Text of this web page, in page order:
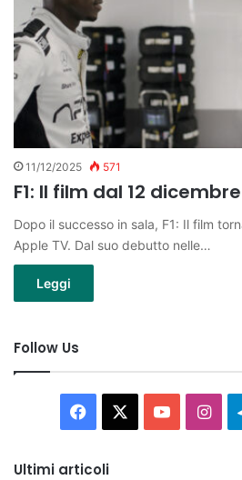
11/12/2025 571
F1: Il film dal 12
Dopo il successo in sala, F1: Il film
Apple TV. Dal suo debutto nelle…
Leggi
Follow Us
Facebook You
Ultimi articoli